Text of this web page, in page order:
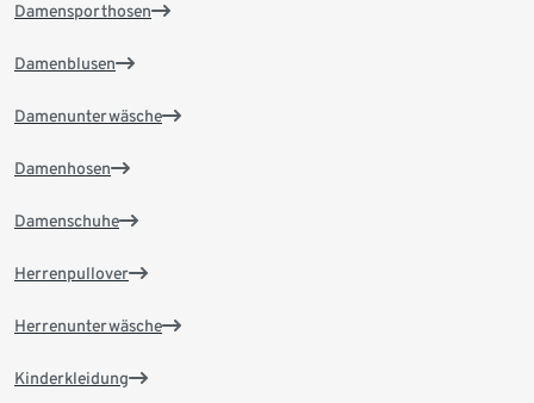
Damensporthosen
Damenblusen
Damenunterwäsche
Damenhosen
Damenschuhe
Herrenpullover
Herrenunterwäsche
Kinderkleidung